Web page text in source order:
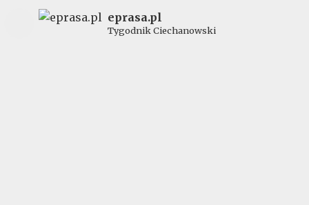
eprasa.pl
Tygodnik Ciechanowski